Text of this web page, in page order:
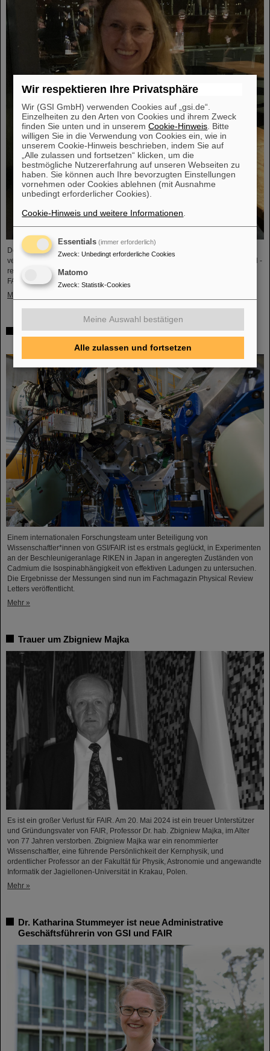
Der PANDA-PhD-Preis 2023 wurde an Anna Alicke (FZ Jülich/Deutschland)
vergeben. In ihrer Dissertation untersuchte sie die Hyperonenproduktion und -
reaktionen innerhalb des PANDA-Detektors, der am Beschleunigerzentrum
FAIR gebaut wird.
Mehr »
Wo sich Protonen und Neutronen besonders mögen –
GSI/FAIR-Forschende beteiligt an Experiment in Japan
Einem internationalen Forschungsteam unter Beteiligung von
Wissenschaftler*innen von GSI/FAIR ist es erstmals geglückt, in Experimenten
an der Beschleunigeranlage RIKEN in Japan in angeregten Zuständen von
Cadmium die Isospinabhängigkeit von effektiven Ladungen zu untersuchen.
Die Ergebnisse der Messungen sind nun im Fachmagazin Physical Review
Letters veröffentlicht.
Mehr »
Trauer um Zbigniew Majka
Es ist ein großer Verlust für FAIR. Am 20. Mai 2024 ist ein treuer Unterstützer
und Gründungsvater von FAIR, Professor Dr. hab. Zbigniew Majka, im Alter
von 77 Jahren verstorben. Zbigniew Majka war ein renommierter
Wissenschaftler, eine führende Persönlichkeit der Kernphysik, und
ordentlicher Professor an der Fakultät für Physik, Astronomie und angewandte
Informatik der Jagiellonen-Universität in Krakau, Polen.
Mehr »
Dr. Katharina Stummeyer ist neue Administrative
Geschäftsführerin von GSI und FAIR
Wir respektieren Ihre Privatsphäre
Wir (GSI GmbH) verwenden Cookies auf „gsi.de“.
Einzelheiten zu den Arten von Cookies und ihrem Zweck
finden Sie unten und in unseremCookie-Hinweis . Bitte
willigen Sie in die Verwendung von Cookies ein, wie in
unserem Cookie-Hinweis beschrieben, indem Sie auf
„Alle zulassen und fortsetzen“ klicken, um die
bestmögliche Nutzererfahrung auf unseren Webseiten zu
haben. Sie können auch Ihre bevorzugten Einstellungen
vornehmen oder Cookies ablehnen (mit Ausnahme
unbedingt erforderlicher Cookies).
Cookie-Hinweis und weitere Informationen
Essentials (immer erforderlich)
Zweck: Unbedingt erforderliche Cookies
Matomo
Zweck: Statistik-Cookies
Meine Auswahl bestätigen
Alle zulassen und fortsetzen